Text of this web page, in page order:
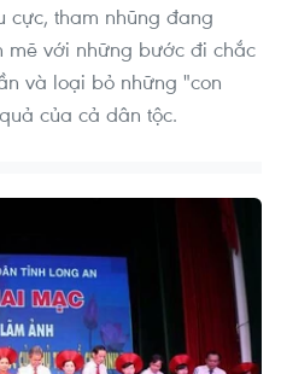
cực, tham nhũng đang
với những bước đi chắc
và loại bỏ những "con
của cả dân tộc.